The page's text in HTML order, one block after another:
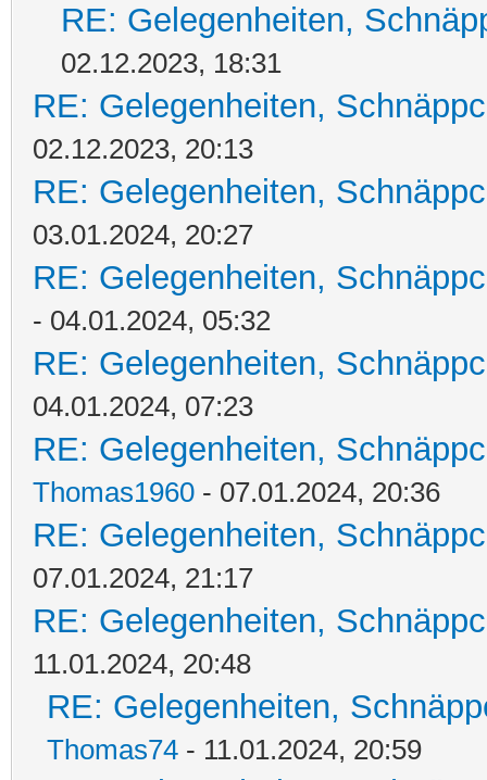
RE: Gelegenheiten,
02.12.2023, 18:31
RE: Gelegenheiten,
02.12.2023, 20:13
RE: Gelegenheiten,
03.01.2024, 20:27
RE: Gelegenheiten,
- 04.01.2024, 05:32
RE: Gelegenheiten,
04.01.2024, 07:23
RE: Gelegenheiten,
Thomas1960 - 07.01.2024, 20:36
RE: Gelegenheiten,
07.01.2024, 21:17
RE: Gelegenheiten,
11.01.2024, 20:48
RE: Gelegenheiten,
Thomas74 - 11.01.2024, 20:59